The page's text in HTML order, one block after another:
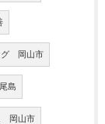
グ 岡山市
島
岡山市